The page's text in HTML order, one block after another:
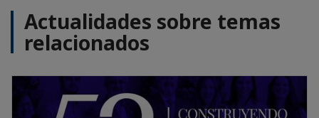
Actualidades sobre temas
relacionados